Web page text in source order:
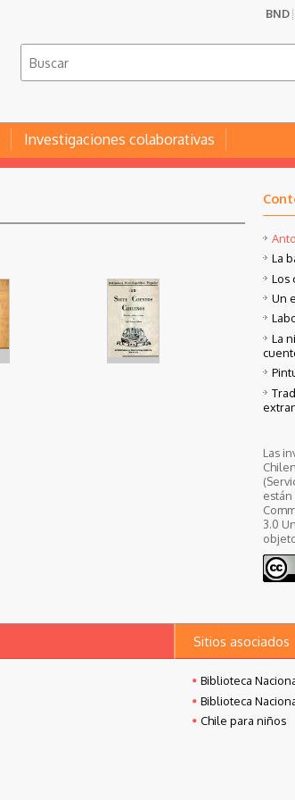
BND
Investigaciones colaborativas
La
Los
Un
La
Las
están
3.0
Sitios asociados
Biblioteca
Biblioteca
Chile para niños